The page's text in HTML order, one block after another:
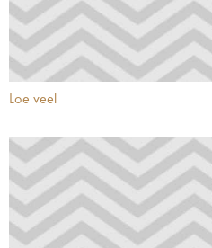
Loe veel